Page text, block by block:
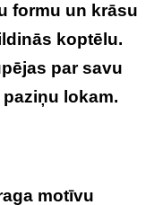
formu un krāsu
koptēlu.
par savu
lokam.
motīvu